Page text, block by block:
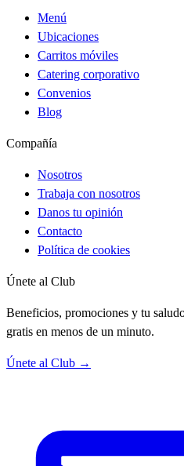
Menú
Ubicaciones
Carritos móviles
Catering corporativo
Convenios
Blog
Compañía
Nosotros
Trabaja con nosotros
Danos tu opinión
Contacto
Política de cookies
Únete al Club
Beneficios, promociones y tu
gratis en menos de un minuto.
Únete al Club →